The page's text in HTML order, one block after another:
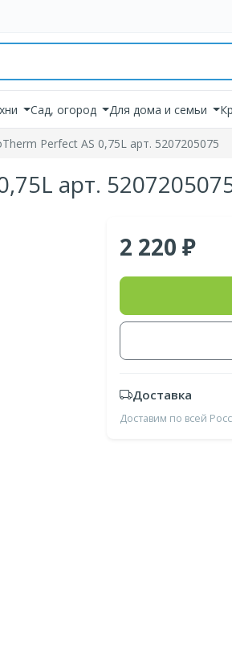
Сад, огород Для дома и семьи
Perfect AS 0,75L арт. 5207205075
арт.
2 220
Доставка
Доставим по всей